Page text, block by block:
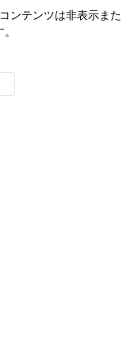
ンテンツは非表示また